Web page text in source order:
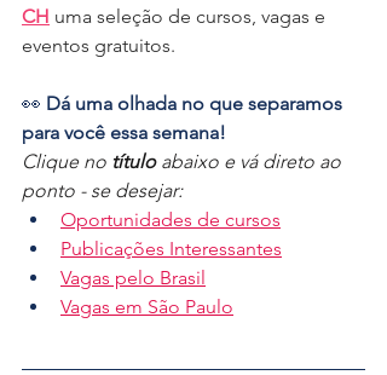
CH uma seleção de cursos, vagas e
eventos gratuitos.
👀 Dá uma olhada no que separamos
para você essa semana!
Clique no título abaixo e vá direto ao
ponto - se desejar:
Oportunidades de cursos
Publicações Interessantes
Vagas pelo Brasil
Vagas em São Paulo